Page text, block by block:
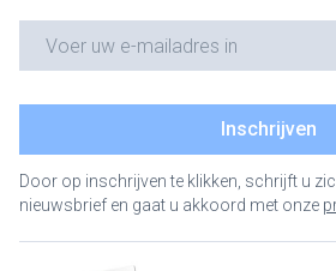
Inschrijven
Door op inschrijven te klikken, schrijft u
nieuwsbrief en gaat u akkoord met onze